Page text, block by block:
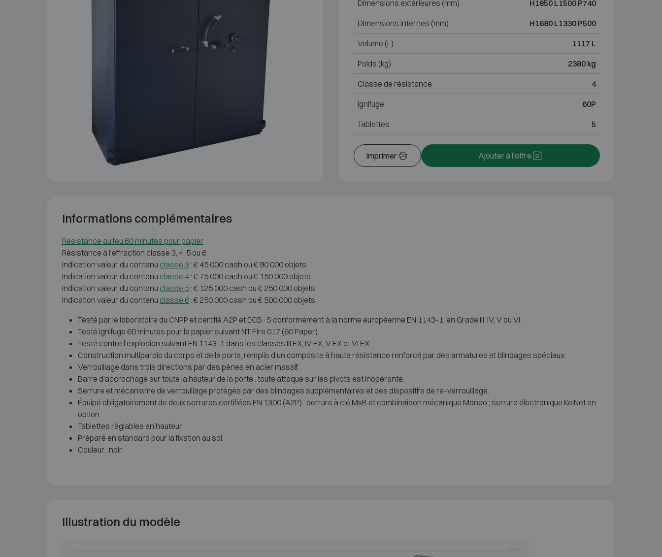
Dimensions extérieures (mm) H1850 L1500 P740
Dimensions internes (mm) H1680 L1330 P500
Volume (L) 1117 L
Poids (kg) 2380 kg
Classe de résistance 4
ignifuge 60P
Tablettes 5
Imprimer Ajouter à l'offre
Informations complémentaires
Résistance au feu 60 minutes pour papier
Résistance à l'effraction classe 3, 4, 5 ou 6
Indication valeur du contenu classe 3 : € 45 000 cash ou € 90 000 objets
Indication valeur du contenu classe 4 : € 75 000 cash ou € 150 000 objets
Indication valeur du contenu classe 5 : € 125 000 cash ou € 250 000 objets
Indication valeur du contenu classe 6 : € 250 000 cash ou € 500 000 objets
Testé par le laboratoire du CNPP et certifié A2P et ECB·S conformément à la norme européenne EN 1143-1, en Grade III, IV, V ou VI.
Testé ignifuge 60 minutes pour le papier suivant NT Fire 017 (60 Paper).
Testé contre l'explosion suivant EN 1143-1 dans les classes III EX, IV EX, V EX et VI EX.
Construction multiparois du corps et de la porte, remplis d'un composite à haute résistance renforcé par des armatures et blindages spéciaux.
Verrouillage dans trois directions par des pênes en acier massif.
Barre d'accrochage sur toute la hauteur de la porte : toute attaque sur les pivots est inopérante.
Serrure et mécanisme de verrouillage protégés par des blindages supplémentaires et des dispositifs de re-verrouillage.
Équipé obligatoirement de deux serrures certifiées EN 1300 (A2P) : serrure à clé MxB et combinaison mécanique Moneo ; serrure électronique KelNet en
option.
Tablettes réglables en hauteur.
Préparé en standard pour la fixation au sol.
Couleur : noir.
Illustration du modèle